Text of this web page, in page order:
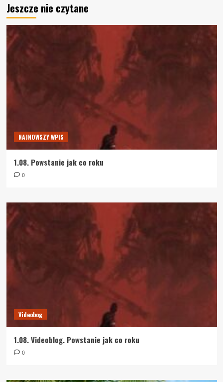
Jeszcze nie czytane
NAJNOWSZY WPIS
1.08. Powstanie jak co roku
0
Videobog
1.08. Videoblog. Powstanie jak co roku
0